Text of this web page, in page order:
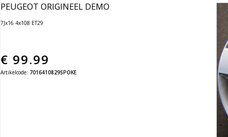
PEUGEOT ORIGINEEL DEMO
7Jx16 4x108 ET29
€ 99.99
Artikelcode: 7016410829SPOKE